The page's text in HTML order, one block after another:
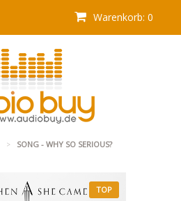
Warenkorb: 0
> SONG - WHY SO SERIOUS?
TOP